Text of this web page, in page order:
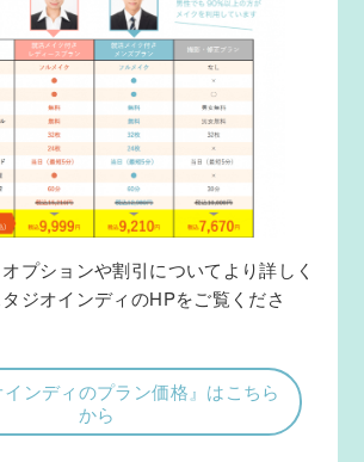
プションや割引についてより詳しく
ジオインディのHPをご覧くださ
インディのプラン価格』はこちら
から